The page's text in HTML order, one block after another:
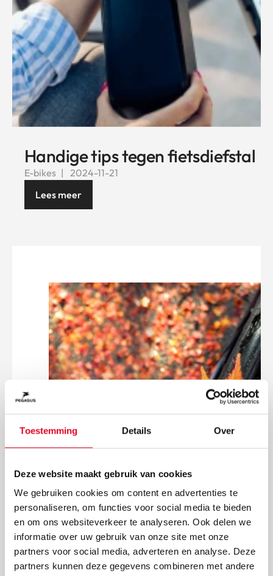
Toestemming Details Over
Deze website maakt gebruik van cookies
We gebruiken cookies om content en advertenties te
personaliseren, om functies voor social media te bieden
en om ons websiteverkeer te analyseren. Ook delen we
informatie over uw gebruik van onze site met onze
partners voor social media, adverteren en analyse. Deze
partners kunnen deze gegevens combineren met andere
Handige tips tegen fietsdiefstal
E-bikes
2024-11-21
Lees meer
Hoe onderhoud je je e-bike
in de herfst? Tips voor grip
en veiligheid op natte
fietspaden